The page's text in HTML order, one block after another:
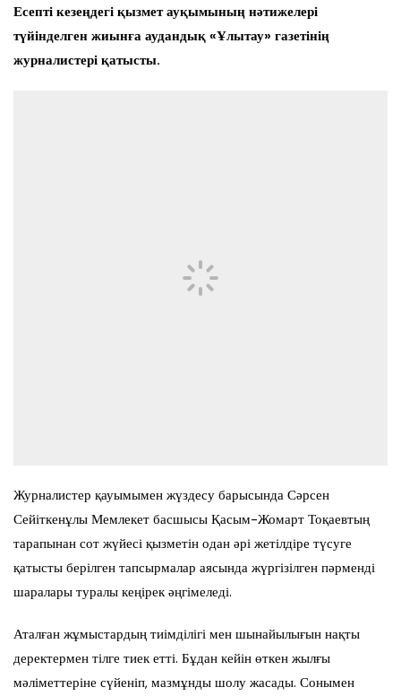
Есепті кезеңдегі қызмет ауқымының нәтижелері
түйінделген жиынға аудандық «Ұлытау» газетінің
журналистері қатысты.
Журналистер қауымымен жүздесу барысында Сәрсен
Сейіткенұлы Мемлекет басшысы Қасым-Жомарт Тоқаевтың
тарапынан сот жүйесі қызметін одан әрі жетілдіре түсуге
қатысты берілген тапсырмалар аясында жүргізілген пәрменді
шаралары туралы кеңірек әңгімеледі.
Аталған жұмыстардың тиімділігі мен шынайылығын нақты
деректермен тілге тиек етті. Бұдан кейін өткен жылғы
мәліметтеріне сүйеніп, мазмұнды шолу жасады. Сонымен